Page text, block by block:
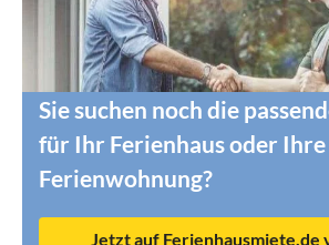
Sie suchen noch die
für Ihr Ferienhaus oder Ihre
Ferienwohnung?
Jetzt auf Ferienhausmiete.de